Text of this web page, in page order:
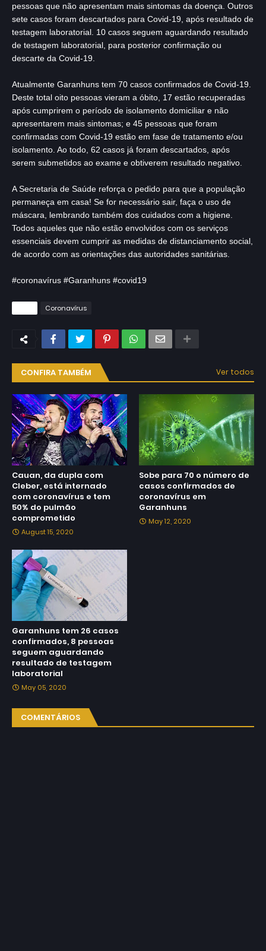
pessoas que não apresentam mais sintomas da doença. Outros
sete casos foram descartados para Covid-19, após resultado de
testagem laboratorial. 10 casos seguem aguardando resultado
de testagem laboratorial, para posterior confirmação ou
descarte da Covid-19.
Atualmente Garanhuns tem 70 casos confirmados de Covid-19.
Deste total oito pessoas vieram a óbito, 17 estão recuperadas
após cumprirem o período de isolamento domiciliar e não
apresentarem mais sintomas; e 45 pessoas que foram
confirmadas com Covid-19 estão em fase de tratamento e/ou
isolamento. Ao todo, 62 casos já foram descartados, após
serem submetidos ao exame e obtiverem resultado negativo.
A Secretaria de Saúde reforça o pedido para que a população
permaneça em casa! Se for necessário sair, faça o uso de
máscara, lembrando também dos cuidados com a higiene.
Todos aqueles que não estão envolvidos com os serviços
essenciais devem cumprir as medidas de distanciamento social,
de acordo com as orientações das autoridades sanitárias.
#coronavírus #Garanhuns #covid19
Coronavírus
CONFIRA TAMBÉM Ver todos
Cauan, da dupla com
Cleber, está internado
com coronavírus e tem
50% do pulmão
comprometido
August 15, 2020
Sobe para 70 o número de
casos confirmados de
coronavírus em
Garanhuns
May 12, 2020
Garanhuns tem 26 casos
confirmados, 8 pessoas
seguem aguardando
resultado de testagem
laboratorial
May 05, 2020
COMENTÁRIOS